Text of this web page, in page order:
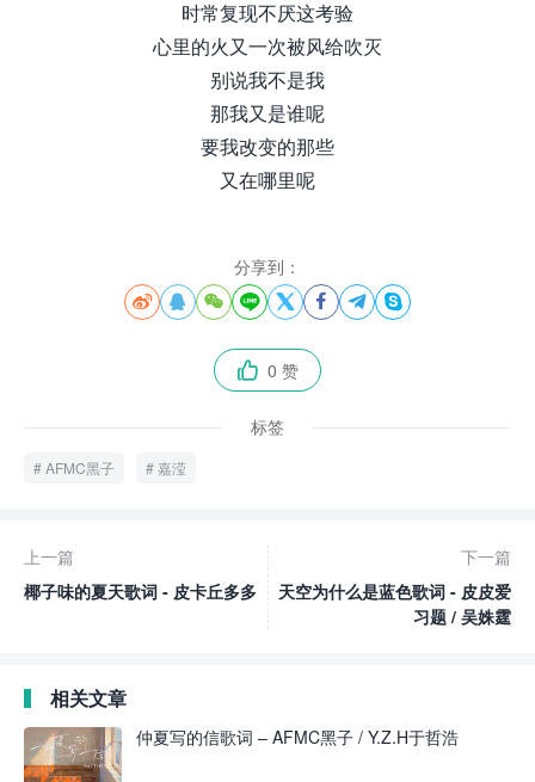
时常复现不厌这考验
心里的火又一次被风给吹灭
别说我不是我
那我又是谁呢
要我改变的那些
又在哪里呢
分享到：
       
 0 赞
标签
AFMC黑子 嘉滢
上一篇
椰子味的夏天歌词 - 皮卡丘多多
下一篇
天空为什么是蓝色歌词 - 皮皮爱
习题 / 吴姝霆
相关文章
仲夏写的信歌词 – AFMC黑子 / Y.Z.H于哲浩